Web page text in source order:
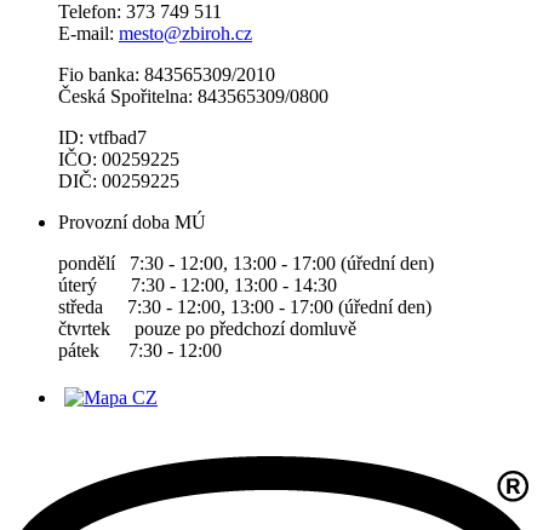
Telefon: 373 749 511
E-mail: mesto@zbiroh.cz
Fio banka: 843565309/2010
Česká Spořitelna: 843565309/0800
ID: vtfbad7
IČO: 00259225
DIČ: 00259225
Provozní doba MÚ
pondělí 7:30 - 12:00, 13:00 - 17:00 (úřední den)
úterý 7:30 - 12:00, 13:00 - 14:30
středa 7:30 - 12:00, 13:00 - 17:00 (úřední den)
čtvrtek pouze po předchozí domluvě
pátek 7:30 - 12:00